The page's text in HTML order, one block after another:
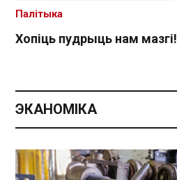
Хопіць пудрыць нам мазгі!
Палітыка
ЭКАНОМІКА